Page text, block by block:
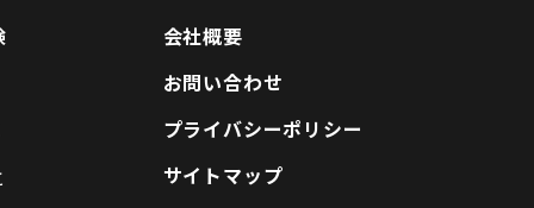
会社概要
お問い合わせ
プライバシーポリシー
サイトマップ